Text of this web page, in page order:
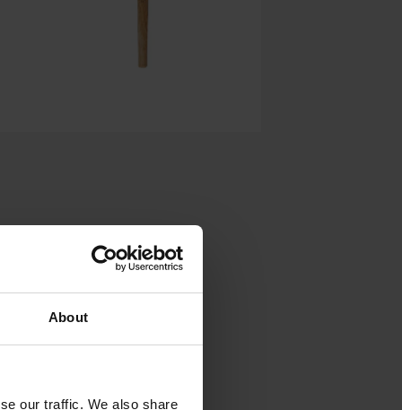
About
our traffic. We also share